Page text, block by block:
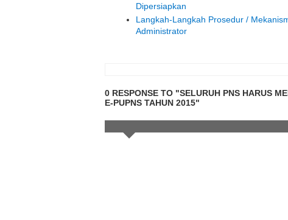
Dipersiapkan
Langkah-Langkah Prosedur /
Administrator
0 RESPONSE TO "SELURUH PNS HARUS
E-PUPNS TAHUN 2015"